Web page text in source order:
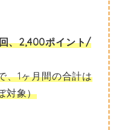
、2,400ポイント/
、1ヶ月間の合計は
対象）